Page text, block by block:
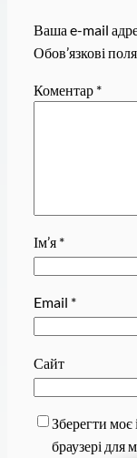
Ваша e-mail
Обов’язкові
Коментар *
Ім’я *
Email *
Сайт
Зберегти моє
браузері для